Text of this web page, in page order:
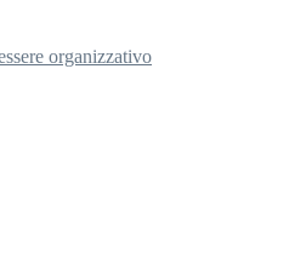
organizzativo